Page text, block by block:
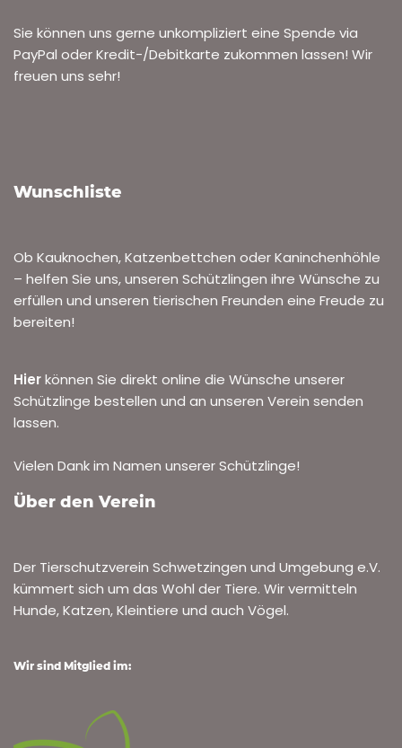
Sie können uns gerne unkompliziert eine Spende via
PayPal oder Kredit-/Debitkarte zukommen lassen! Wir
freuen uns sehr!
Wunschliste
Ob Kauknochen, Katzenbettchen oder Kaninchenhöhle
– helfen Sie uns, unseren Schützlingen ihre Wünsche zu
erfüllen und unseren tierischen Freunden eine Freude zu
bereiten!
Hierkönnen Sie direkt online die Wünsche unserer
Schützlinge bestellen und an unseren Verein senden
lassen.
Vielen Dank im Namen unserer Schützlinge!
Über den Verein
Der Tierschutzverein Schwetzingen und Umgebung e.V.
kümmert sich um das Wohl der Tiere. Wir vermitteln
Hunde, Katzen, Kleintiere und auch Vögel.
Wir sind Mitglied im: